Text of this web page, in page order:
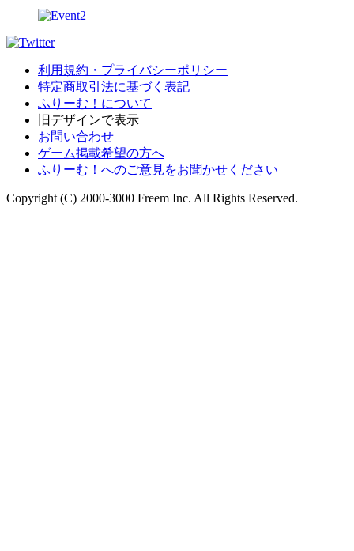
利用規約・プライバシーポリシー
特定商取引法に基づく表記
ふりーむ！について
旧デザインで表示
お問い合わせ
ゲーム掲載希望の方へ
ふりーむ！へのご意見をお聞かせください
Copyright (C) 2000-3000 Freem Inc. All Rights Reserved.